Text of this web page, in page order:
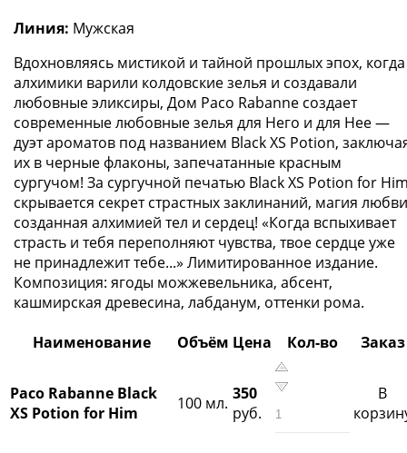
Линия: Мужская
Вдохновляясь мистикой и тайной прошлых эпох, когда
алхимики варили колдовские зелья и создавали
любовные эликсиры, Дом Paco Rabanne создает
современные любовные зелья для Него и для Нее —
дуэт ароматов под названием Black XS Potion,
их в черные флаконы, запечатанные красным
сургучом! За сургучной печатью Black XS Potion for
скрывается секрет страстных заклинаний, магия
созданная алхимией тел и сердец! «Когда вспыхивает
страсть и тебя переполняют чувства, твое сердце уже
не принадлежит тебе...» Лимитированное издание.
Композиция: ягоды можжевельника, абсент,
кашмирская древесина, лабданум, оттенки рома.
Наименование Объём Цена Кол-во Заказ
Paco Rabanne Black
XS Potion for Him
100 мл. 350
руб.
В